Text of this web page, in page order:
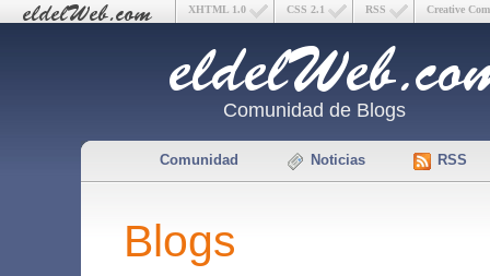
Creative
RSS
CSS 2.1
XHTML 1.0
Comunidad de Blogs
Comunidad Noticias RSS
Blogs